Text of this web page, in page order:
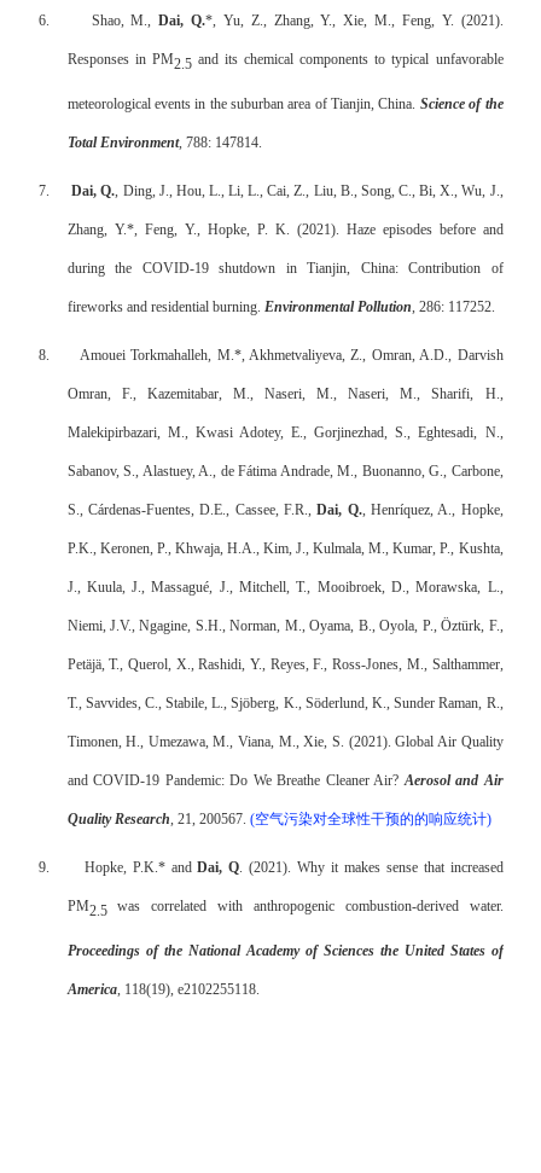
6. Shao, M.,Dai, Q.*, Yu, Z., Zhang, Y., Xie, M., Feng, Y. (2021).
Responses in PM2.5and its chemical components to typical unfavorable
meteorological events in the suburban area of Tianjin, China. Science of the
Total Environment, 788: 147814.
7. Dai, Q., Ding, J., Hou, L., Li, L., Cai, Z., Liu, B., Song, C., Bi, X., Wu, J.,
Zhang, Y.*, Feng, Y., Hopke, P. K. (2021). Haze episodes before and
during the COVID-19 shutdown in Tianjin, China: Contribution of
fireworks and residential burning. Environmental Pollution, 286: 117252.
8. Amouei Torkmahalleh, M.*, Akhmetvaliyeva, Z., Omran, A.D., Darvish
Omran, F., Kazemitabar, M., Naseri, M., Naseri, M., Sharifi, H.,
Malekipirbazari, M., Kwasi Adotey, E., Gorjinezhad, S., Eghtesadi, N.,
Sabanov, S., Alastuey, A., de Fátima Andrade, M., Buonanno, G., Carbone,
S., Cárdenas-Fuentes, D.E., Cassee, F.R.,Dai, Q., Henríquez, A., Hopke,
P.K., Keronen, P., Khwaja, H.A., Kim, J., Kulmala, M., Kumar, P., Kushta,
J., Kuula, J., Massagué, J., Mitchell, T., Mooibroek, D., Morawska, L.,
Niemi, J.V., Ngagine, S.H., Norman, M., Oyama, B., Oyola, P., Öztürk, F.,
Petäjä, T., Querol, X., Rashidi, Y., Reyes, F., Ross-Jones, M., Salthammer,
T., Savvides, C., Stabile, L., Sjöberg, K., Söderlund, K., Sunder Raman, R.,
Timonen, H., Umezawa, M., Viana, M., Xie, S. (2021). Global Air Quality
and COVID-19 Pandemic: Do We Breathe Cleaner Air?Aerosol and Air
Quality Research, 21, 200567. (空气污染对全球性干预的的响应统计)
9. Hopke, P.K.* andDai, Q. (2021). Why it makes sense that increased
PM2.5was correlated with anthropogenic combustion-derived water.
Proceedings of the National Academy of Sciences the United States of
America, 118(19), e2102255118.